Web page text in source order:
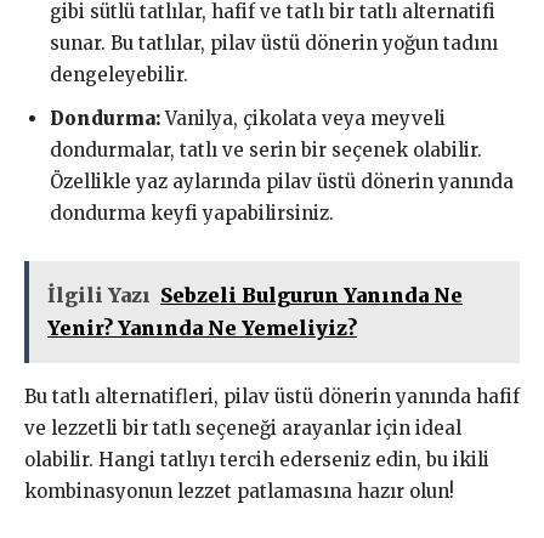
gibi sütlü tatlılar, hafif ve tatlı bir tatlı alternatifi
sunar. Bu tatlılar, pilav üstü dönerin yoğun tadını
dengeleyebilir.
Dondurma:Vanilya, çikolata veya meyveli
dondurmalar, tatlı ve serin bir seçenek olabilir.
Özellikle yaz aylarında pilav üstü dönerin yanında
dondurma keyfi yapabilirsiniz.
İlgili Yazı Sebzeli Bulgurun Yanında Ne
Yenir? Yanında Ne Yemeliyiz?
Bu tatlı alternatifleri, pilav üstü dönerin yanında hafif
ve lezzetli bir tatlı seçeneği arayanlar için ideal
olabilir. Hangi tatlıyı tercih ederseniz edin, bu ikili
kombinasyonun lezzet patlamasına hazır olun!